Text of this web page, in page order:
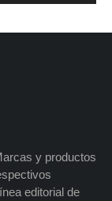
y productos
editorial de